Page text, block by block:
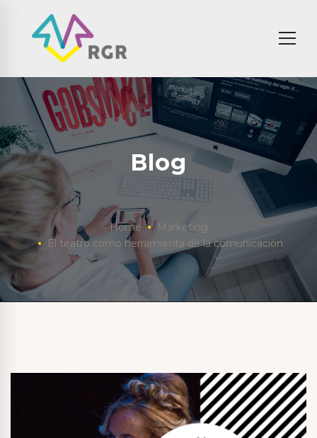
Blog
Home
Marketing
El teatro como herramienta de la comunicación